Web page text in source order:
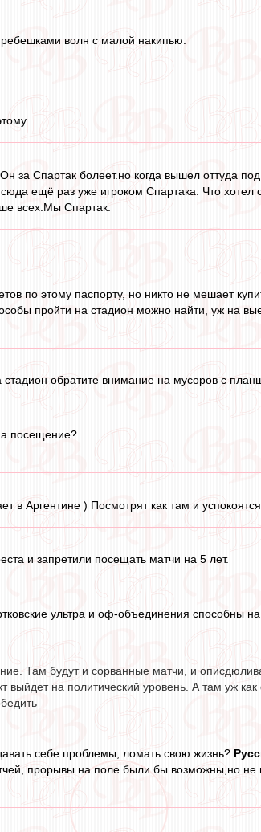
волн с малой накипью.
за Спартак болеет.но когда вышел оттуда
ещё раз уже игроком Спартака. Что хотел
всех.Мы Спартак.
по этому паспорту, но никто не мешает
пройти на стадион можно найти, уж на
обратите внимание на мусоров с
посещение?
в Аргентине ) Посмотрят как там и
и запретили посещать матчи на 5 лет.
ультра и оф-объединения способны
Там будут и сорванные матчи, и
выйдет на политический уровень. А там уж
себе проблемы, ломать свою жизнь?
прорывы на поле были бы возможны,но не